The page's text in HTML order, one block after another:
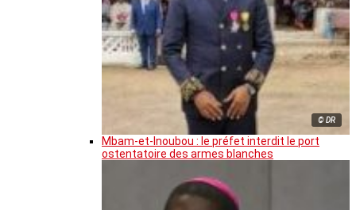
© DR
Mbam-et-Inoubou : le préfet interdit le port
ostentatoire des armes blanches